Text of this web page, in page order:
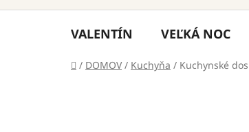
VALENTÍN VEĽKÁ NOC
Domov
/ DOMOV / Kuchyňa / Kuchynské